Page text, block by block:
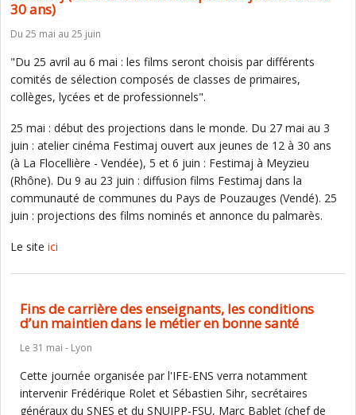
30 ans)
Du 25 mai au 25 juin
"Du 25 avril au 6 mai : les films seront choisis par différents
comités de sélection composés de classes de primaires,
collèges, lycées et de professionnels".
25 mai : début des projections dans le monde. Du 27 mai au 3
juin : atelier cinéma Festimaj ouvert aux jeunes de 12 à 30 ans
(à La Flocellière - Vendée), 5 et 6 juin : Festimaj à Meyzieu
(Rhône). Du 9 au 23 juin : diffusion films Festimaj dans la
communauté de communes du Pays de Pouzauges (Vendé). 25
juin : projections des films nominés et annonce du palmarès.
Le site ici
Fins de carrière des enseignants, les conditions
d’un maintien dans le métier en bonne santé
Le 31 mai - Lyon
Cette journée organisée par l'IFE-ENS verra notamment
intervenir Frédérique Rolet et Sébastien Sihr, secrétaires
généraux du SNES et du SNUIPP-FSU, Marc Bablet (chef de